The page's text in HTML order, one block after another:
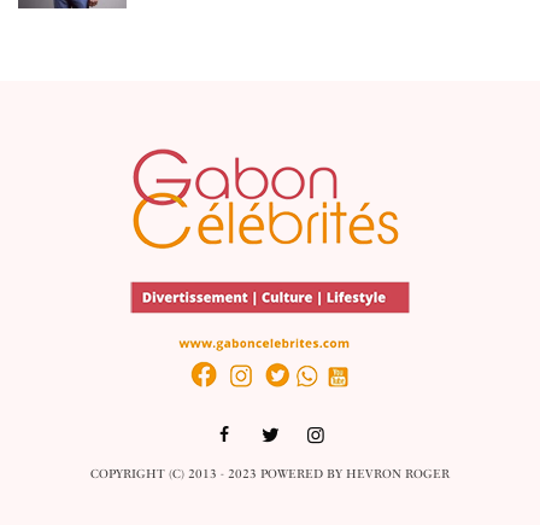
COPYRIGHT (C) 2013 - 2023 POWERED BYHEVRON ROGER